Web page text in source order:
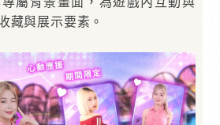
藏與展示要素。